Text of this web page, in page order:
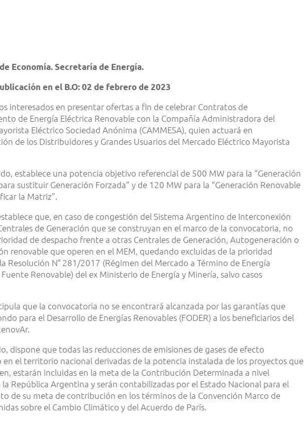
Economía. Secretaría de Energía.
en el B.O: 02 de febrero de 2023
interesados en presentar ofertas a fin de celebrar Contratos de
de Energía Eléctrica Renovable con la Compañía Administradora del
Eléctrico Sociedad Anónima (CAMMESA), quien actuará en
de los Distribuidores y Grandes Usuarios del Mercado Eléctrico Mayorista
establece una potencia objetivo referencial de 500 MW para la “Generación
sustituir Generación Forzada” y de 120 MW para la “Generación Renovable
la Matriz”.
que, en caso de congestión del Sistema Argentino de Interconexión
de Generación que se construyan en el marco de la convocatoria, no
de despacho frente a otras Centrales de Generación, Autogeneración o
renovable que operen en el MEM, quedando excluidas de la prioridad
Resolución N° 281/2017 (Régimen del Mercado a Término de Energía
Renovable) del ex Ministerio de Energía y Minería, salvo casos
que la convocatoria no se encontrará alcanzada por las garantías que
para el Desarrollo de Energías Renovables (FODER) a los beneficiarios del
dispone que todas las reducciones de emisiones de gases de efecto
en el territorio nacional derivadas de la potencia instalada de los proyectos que
estarán incluidas en la meta de la Contribución Determinada a nivel
la República Argentina y serán contabilizadas por el Estado Nacional para el
de su meta de contribución en los términos de la Convención Marco de
sobre el Cambio Climático y del Acuerdo de París.